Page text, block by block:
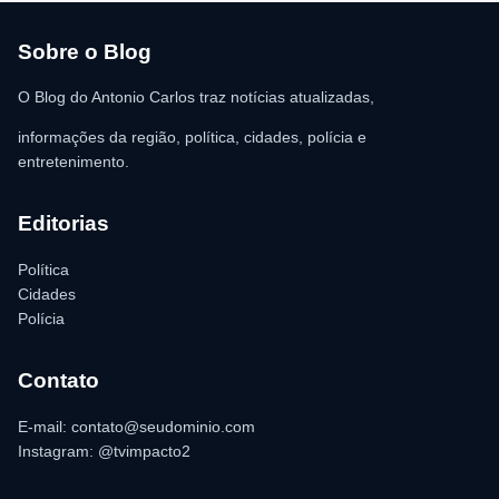
para as providências legais.
Sobre o Blog
O Blog do Antonio Carlos traz notícias atualizadas,
informações da região, política, cidades, polícia e
entretenimento.
Editorias
Política
Cidades
Polícia
Contato
E-mail: contato@seudominio.com
Instagram: @tvimpacto2